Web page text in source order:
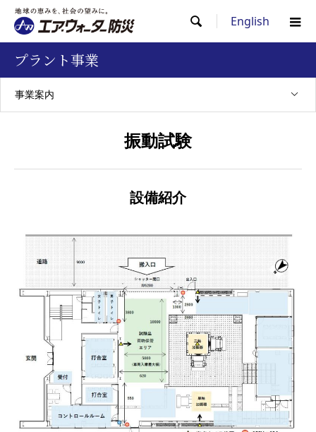
 English
プラント事業
事業案内
振動試験
設備紹介